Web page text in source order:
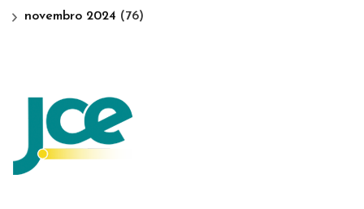
novembro 2024 (76)